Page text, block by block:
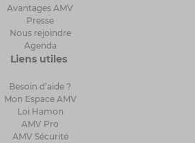
Avantages AMV
Presse
Nous rejoindre
Agenda
Liens utiles
Besoin d’aide ?
Mon Espace AMV
Loi Hamon
AMV Pro
AMV Sécurité